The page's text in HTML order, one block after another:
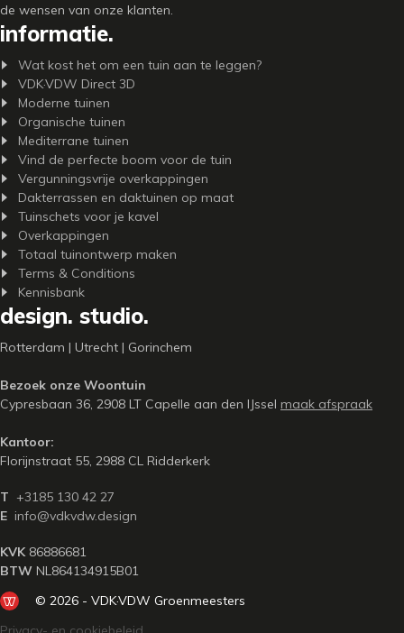
de wensen van onze klanten.
informatie.
Wat kost het om een tuin aan te leggen?
VDK·VDW Direct 3D
Moderne tuinen
Organische tuinen
Mediterrane tuinen
Vind de perfecte boom voor de tuin
Vergunningsvrije overkappingen
Dakterrassen en daktuinen op maat
Tuinschets voor je kavel
Overkappingen
Totaal tuinontwerp maken
Terms & Conditions
Kennisbank
design. studio.
Rotterdam | Utrecht | Gorinchem
Bezoek onze Woontuin
Cypresbaan 36, 2908 LT Capelle aan den IJssel maak afspraak
Kantoor:
Florijnstraat 55, 2988 CL Ridderkerk
T +3185 130 42 27
E info@vdkvdw.design
KVK86886681
BTW NL864134915B01
© 2026 - VDK·VDW Groenmeesters